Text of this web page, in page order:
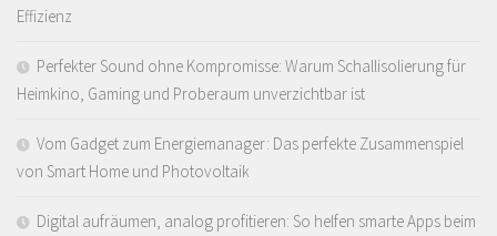
Effizienz
Perfekter Sound ohne Kompromisse: Warum Schallisolierung für
Heimkino, Gaming und Proberaum unverzichtbar ist
Vom Gadget zum Energiemanager: Das perfekte Zusammenspiel
von Smart Home und Photovoltaik
Digital aufräumen, analog profitieren: So helfen smarte Apps beim